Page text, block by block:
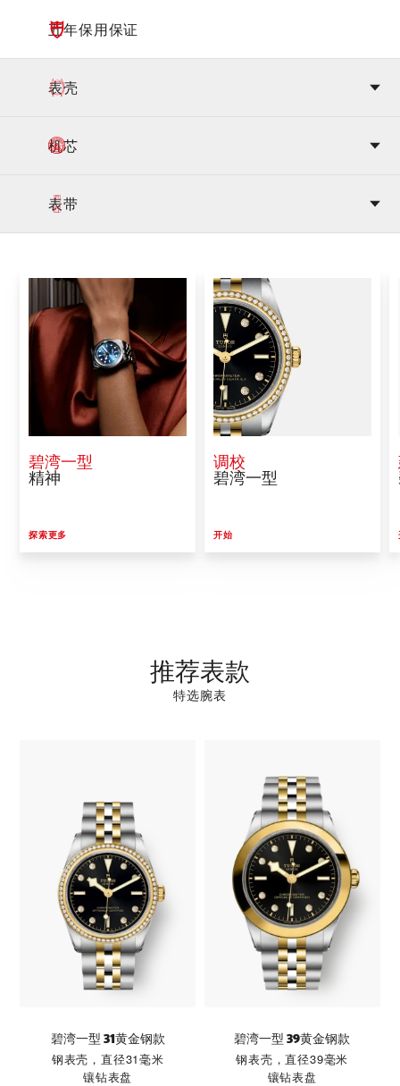
五年保用保证
表壳
机芯
表带
碧湾一型
精神
探索更多
调校
碧湾一型
开始
推荐表款
特选腕表
碧湾一型 31黄金钢款
钢表壳，直径31毫米
镶钻表盘
碧湾一型 39黄金钢款
钢表壳，直径39毫米
镶钻表盘